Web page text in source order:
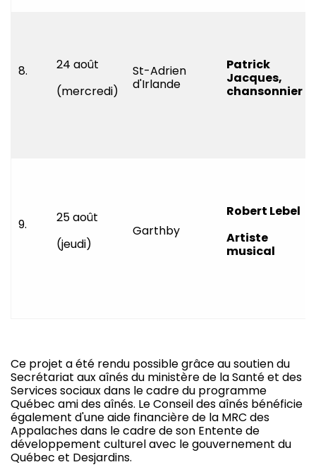
8.
24 août
(mercredi)
St-Adrien
d'Irlande
Patrick
Jacques,
chansonnier
9.
25 août
(jeudi)
Garthby
Robert Lebel
Artiste
musical
Ce projet a été rendu possible grâce au soutien du
Secrétariat aux aînés du ministère de la Santé et des
Services sociaux dans le cadre du programme
Québec ami des aînés. Le Conseil des aînés bénéficie
également d'une aide financière de la MRC des
Appalaches dans le cadre de son Entente de
développement culturel avec le gouvernement du
Québec et Desjardins.